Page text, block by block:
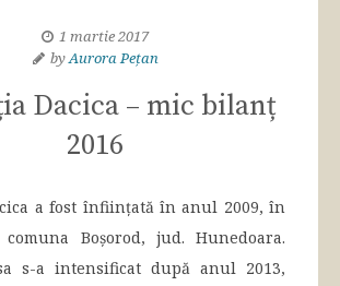
1 martie 2017
byAurora Pețan
Dacica – mic bilanț
2016
a fost înființată în anul 2009, în
Boșorod, jud. Hunedoara.
s-a intensificat după anul 2013,